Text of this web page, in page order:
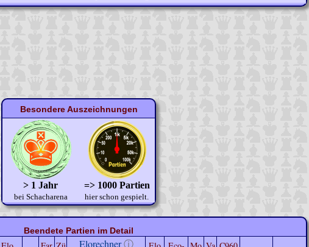
Besondere Auszeichnungen
> 1 Jahr
bei Schacharena
=> 1000 Partien
hier schon gespielt.
Beendete Partien im Detail
Elorechner ⓘ